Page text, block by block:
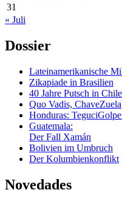
31
« Juli
Dossier
Lateinamerikanische
Zikapiade in Brasilien
40 Jahre Putsch in Chile
Quo Vadis, ChaveZuela
Honduras:
Guatemala:
Der Fall Xamán
Bolivien im Umbruch
Der Kolumbienkonflikt
Novedades